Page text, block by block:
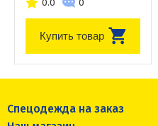
0.0 0
Купить товар
Спецодежда на заказ